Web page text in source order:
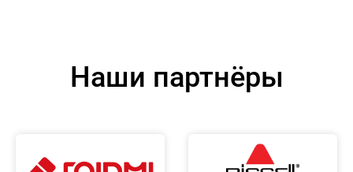
Наши партнёры